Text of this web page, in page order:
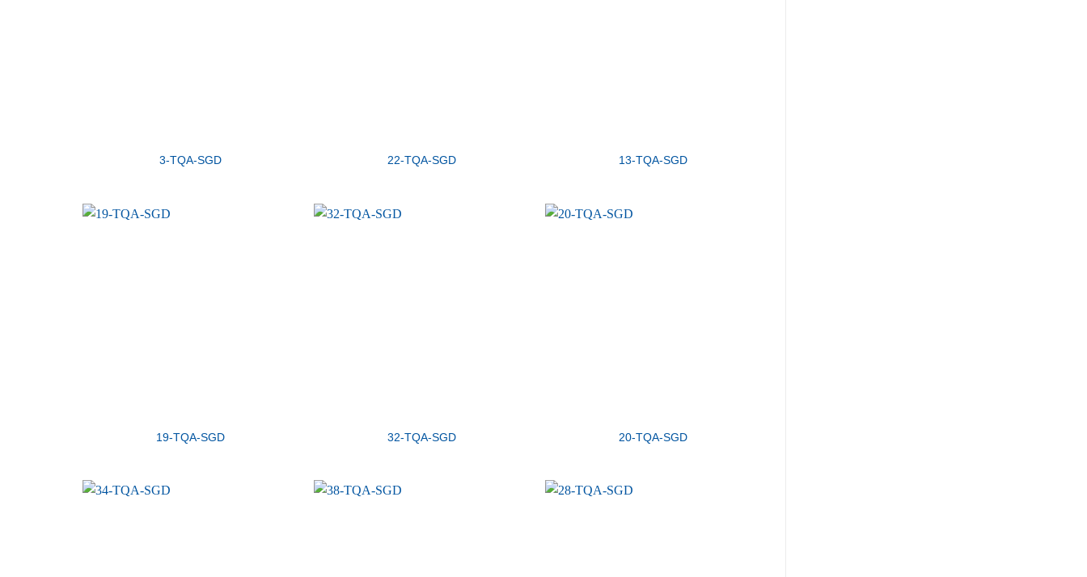
3-TQA-SGD 22-TQA-SGD 13-TQA-SGD
19-TQA-SGD 32-TQA-SGD 20-TQA-SGD